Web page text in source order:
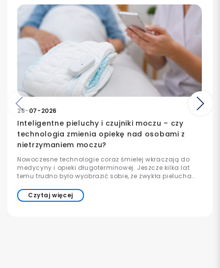
28-07-2026
Inteligentne pieluchy i czujniki moczu – czy
technologia zmienia opiekę nad osobami z
nietrzymaniem moczu?
Nowoczesne technologie coraz śmielej wkraczają do
medycyny i opieki długoterminowej. Jeszcze kilka lat
temu trudno było wyobrazić sobie, że zwykła pielucha
informować opiekuna o konieczności wymiany. Dziś
takie rozwiązania już istnieją i są stopniowo wdrażane w
Czytaj więcej
Poprzedni